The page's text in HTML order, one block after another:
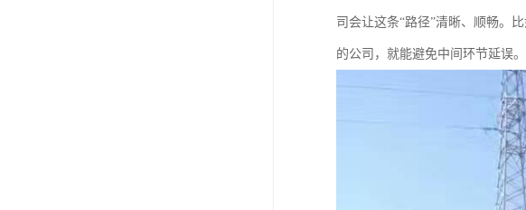
司会让这条“路径”清晰、顺畅。
的公司，就能避免中间环节延误。